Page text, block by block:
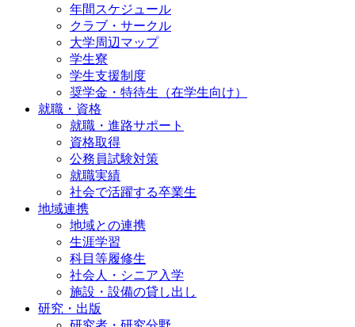
年間スケジュール
クラブ・サークル
大学周辺マップ
学生寮
学生支援制度
奨学金・特待生（在学生向け）
就職・資格
就職・進路サポート
資格取得
公務員試験対策
就職実績
社会で活躍する卒業生
地域連携
地域との連携
生涯学習
科目等履修生
社会人・シニア入学
施設・設備の貸し出し
研究・出版